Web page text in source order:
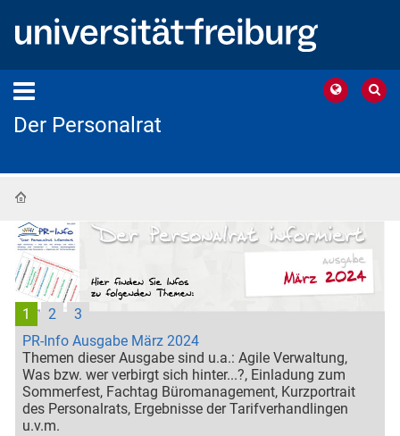
Der Personalrat
PR-Info Ausgabe März 2024
Themen dieser Ausgabe sind u.a.: Agile Verwaltung,
Was bzw. wer verbirgt sich hinter...?, Einladung zum
Sommerfest, Fachtag Büromanagement, Kurzportrait
des Personalrats, Ergebnisse der Tarifverhandlingen
u.v.m.
1 2 3